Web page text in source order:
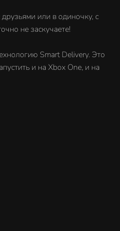
или в одиночку, с
не заскучаете!
Smart Delivery. Это
и на Xbox One, и на